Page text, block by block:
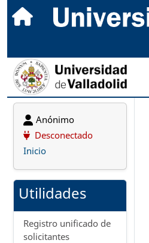
Anónimo
Desconectado
Inicio
Utilidades
Registro unificado de
solicitantes